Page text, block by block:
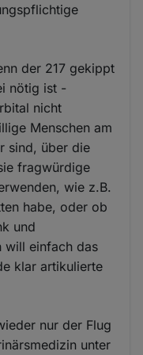
der 217 gekippt
nötig ist -
nicht
Menschen am
sind, über die
fragwürdige
wie z.B.
habe, oder ob
und
will einfach das
klar artikulierte
nur der Flug
unter